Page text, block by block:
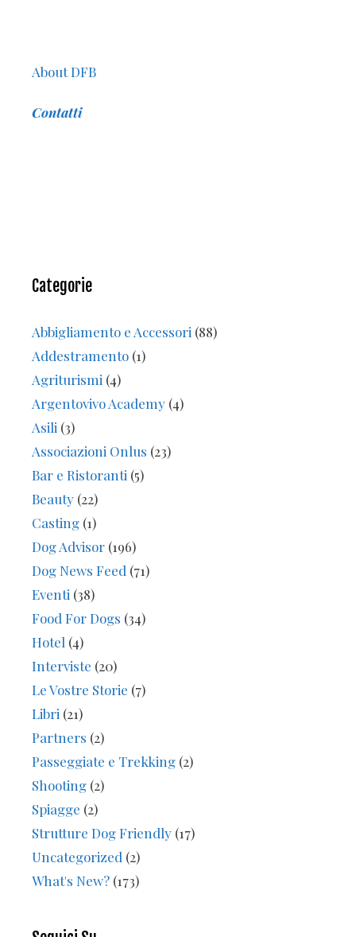
About DFB
Contatti
Categorie
Abbigliamento e Accessori (88)
Addestramento (1)
Agriturismi (4)
Argentovivo Academy (4)
Asili (3)
Associazioni Onlus (23)
Bar e Ristoranti (5)
Beauty (22)
Casting (1)
Dog Advisor (196)
Dog News Feed (71)
Eventi (38)
Food For Dogs (34)
Hotel (4)
Interviste (20)
Le Vostre Storie (7)
Libri (21)
Partners (2)
Passeggiate e Trekking (2)
Shooting (2)
Spiagge (2)
Strutture Dog Friendly (17)
Uncategorized (2)
What's New? (173)